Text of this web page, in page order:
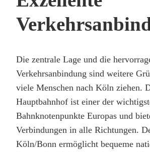
Die zentrale Lage und die
Verkehrsanbindung sind weitere
viele Menschen nach Köln ziehen.
Hauptbahnhof ist einer der
Bahnknotenpunkte Europas und
Verbindungen in alle Richtungen.
Köln/Bonn ermöglicht bequeme